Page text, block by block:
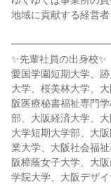
地域に貢献する経営者
✨先輩社員の出身校✨
愛国学園短期大学、
大学、桜美林大学、
阪医療秘書福祉専門
部、大阪経済大学、
大学短期大学部、大
業大学、大阪社会福
阪樟蔭女子大学、大
学院大学、大阪デザ